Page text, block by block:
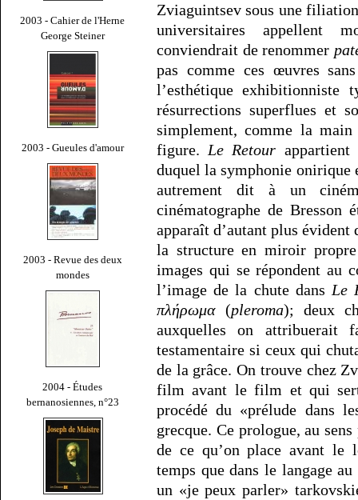
2003 - Cahier de l'Herne
George Steiner
2003 - Gueules d'amour
2003 - Revue des deux
mondes
2004 - Études
bernanosiennes, n°23
Zviaguintsev sous une
universitaires appellent
conviendrait de renommer
pas comme ces œuvres
l’esthétique exhibitionniste
résurrections superflues et
simplement, comme la
figure. Le Retour
duquel la symphonie onirique
autrement dit à un
cinématographe de
apparaît d’autant plus
la structure en miroir
images qui se répondent au
l’image de la chute dans Le
πλήρωμα (pleroma); deux
auxquelles on attribuerait
testamentaire si ceux qui
de la grâce. On trouve chez
film avant le film et qui
procédé du «prélude dans
grecque. Ce prologue, au
de ce qu’on place avant le
temps que dans le langage
un «je peux parler»